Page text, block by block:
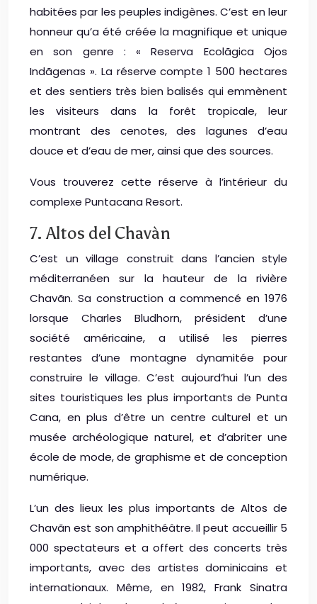
habitées par les peuples indigènes. C’est en leur
honneur qu’a été créée la magnifique et unique
en son genre : « Reserva Ecolãgica Ojos
Indãgenas ». La réserve compte 1 500 hectares
et des sentiers très bien balisés qui emmènent
les visiteurs dans la forêt tropicale, leur
montrant des cenotes, des lagunes d’eau
douce et d’eau de mer, ainsi que des sources.
Vous trouverez cette réserve à l’intérieur du
complexe Puntacana Resort.
7. Altos del Chavàn
C’est un village construit dans l’ancien style
méditerranéen sur la hauteur de la rivière
Chavãn. Sa construction a commencé en 1976
lorsque Charles Bludhorn, président d’une
société américaine, a utilisé les pierres
restantes d’une montagne dynamitée pour
construire le village. C’est aujourd’hui l’un des
sites touristiques les plus importants de Punta
Cana, en plus d’être un centre culturel et un
musée archéologique naturel, et d’abriter une
école de mode, de graphisme et de conception
numérique.
L’un des lieux les plus importants de Altos de
Chavãn est son amphithéâtre. Il peut accueillir 5
000 spectateurs et a offert des concerts très
importants, avec des artistes dominicains et
internationaux. Même, en 1982, Frank Sinatra